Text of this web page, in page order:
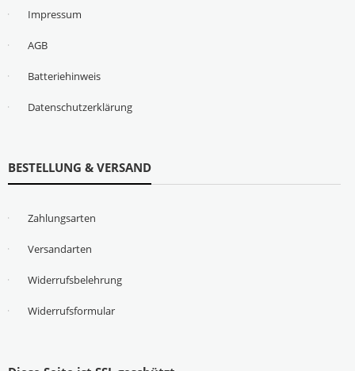
Impressum
AGB
Batteriehinweis
Datenschutzerklärung
BESTELLUNG & VERSAND
Zahlungsarten
Versandarten
Widerrufsbelehrung
Widerrufsformular